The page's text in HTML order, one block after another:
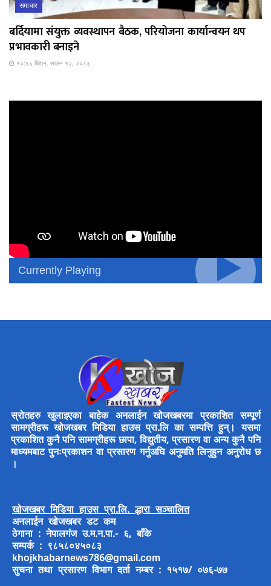
समाचार
बर्दियामा संयुक्त व्यवस्थापन बैठक, परियोजना कार्यान्वयन थप
प्रभावकारी बनाइने
१०:४६ बिहान, साउन १२, २०८३
Currently Playing
स्रोतहरु खुलाइएका बाहेक अनलाईन खोजखबरमा प्रकाशित सम्पूर्ण
सामग्रीहरू खोजखबर मिडिया हाउस प्रा.लि का सम्पत्ति हुन्। यसमा
प्रकाशित कुनै पनि सामग्रीहरू छापा, विद्युतीय, प्रसारण वा अन्य कुनै पनि
माध्यमबाट पुनःप्रकाशन वा प्रसारण गर्नुअघि अनुमति लिनुहुन अनुरोध छ
।
खोजखबर मिडिया हाउस प्रा.लि. द्धारा सञ्चालित
अनलाईन खोजखबर डट कम
ठेगाना : नेपालगंज उ.म.न.पा.- ६, बाँके
सम्पर्क : ९८५८०४५०८३
khojkhabarnews786@gmail.com
सुचना तथा प्रसारण विभाग दर्ता नम्बर : १५१७/ ०७६-७७